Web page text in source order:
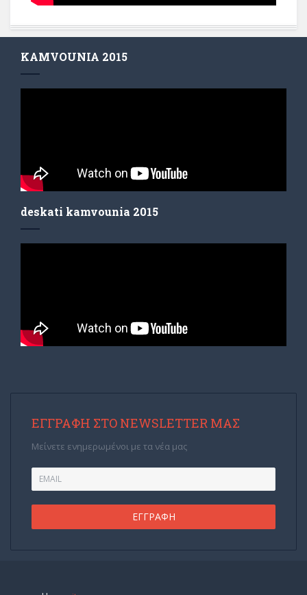
KAMVOUNIA 2015
deskati kamvounia 2015
ΕΓΓΡΑΦΉ ΣΤΟ NEWSLETTER ΜΑΣ
Μείνετε ενημερωμένοι με τα νέα μας